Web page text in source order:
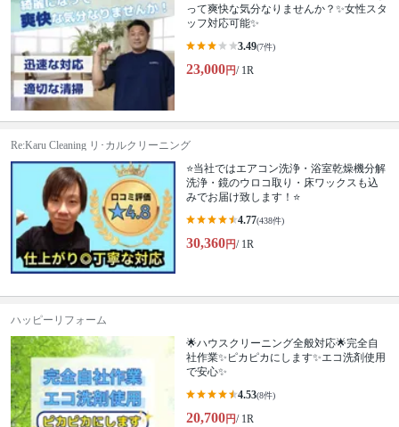
って爽快な気分なりませんか？✨女性スタ
ッフ対応可能✨
3.49(7件)
23,000円/ 1R
Re:Karu Cleaning リ･カルクリーニング
⭐当社ではエアコン洗浄・浴室乾燥機分解
洗浄・鏡のウロコ取り・床ワックスも込
みでお届け致します！⭐
4.77(438件)
30,360円/ 1R
ハッピーリフォーム
🌟ハウスクリーニング全般対応🌟完全自
社作業✨️ピカピカにします✨️エコ洗剤使用
で安心✨
4.53(8件)
20,700円/ 1R